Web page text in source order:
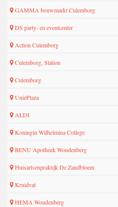
GAMMA bouwmarkt Culemborg
DS party- en eventcenter
Action Culemborg
Culemborg, Station
Culemborg
UniePlaza
ALDI
Koningin Wilhelmina College
BENU Apotheek Woudenberg
Huisartsenpraktijk De Zandbloem
Kruidvat
HEMA Woudenberg